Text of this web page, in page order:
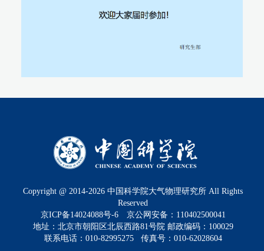
Copyright @ 2014-2026 中国科学院大气物理研究所 All Rights
Reserved
京ICP备14024088号-6
京公网安备：110402500041
地址：北京市朝阳区北辰西路81号院 邮政编码：100029
联系电话：010-82995275 传真号：010-62028604